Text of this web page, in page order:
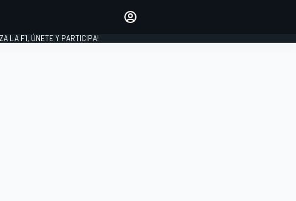
INICIAR SESIÓN
LA F1, ÚNETE Y PARTICIPA!